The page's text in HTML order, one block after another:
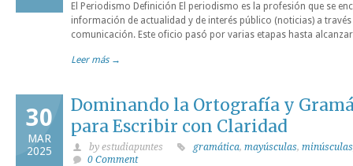
El Periodismo Definición El periodismo es la profesión que se
información de actualidad y de interés público (noticias) a
comunicación. Este oficio pasó por varias etapas hasta
Leer más →
30
MAR
2025
Dominando la Ortografía y
para Escribir con Claridad
by estudiapuntes gramática, mayúsculas, minúsculas
0 Comment